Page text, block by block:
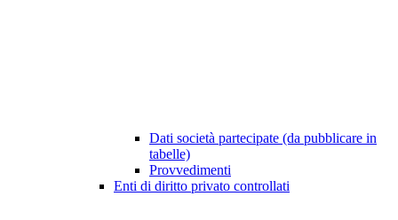
Dati società partecipate (da pubblicare in
tabelle)
Provvedimenti
Enti di diritto privato controllati